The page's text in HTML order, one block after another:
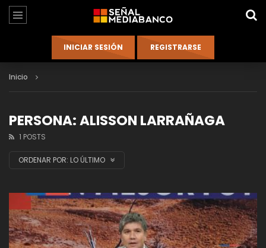
Inicio
PERSONA: ALISSON LARRAÑAGA
1 POSTS
ORDENAR POR: LO ÚLTIMO